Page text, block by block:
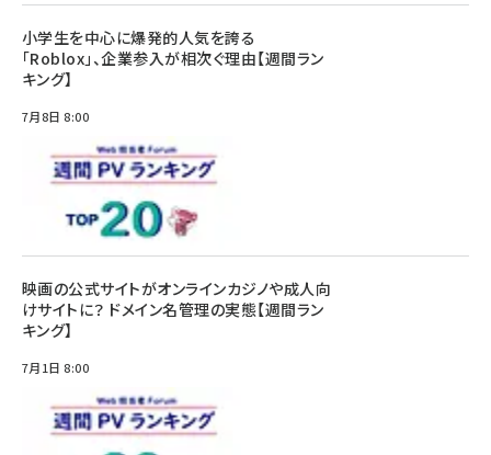
小学生を中心に爆発的人気を誇る
「Roblox」、企業参入が相次ぐ理由【週間ラン
キング】
7月8日 8:00
映画の公式サイトがオンラインカジノや成人向
けサイトに？ ドメイン名管理の実態【週間ラン
キング】
7月1日 8:00